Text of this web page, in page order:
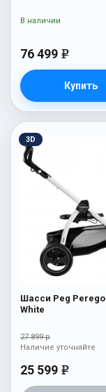
76 499 e
Купить
В наличии
3D
Шасси Peg Perego
White
27 899 р
25 599 e
Наличие уточняйте